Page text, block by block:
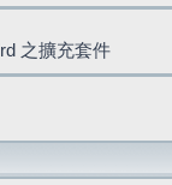
之擴充套件